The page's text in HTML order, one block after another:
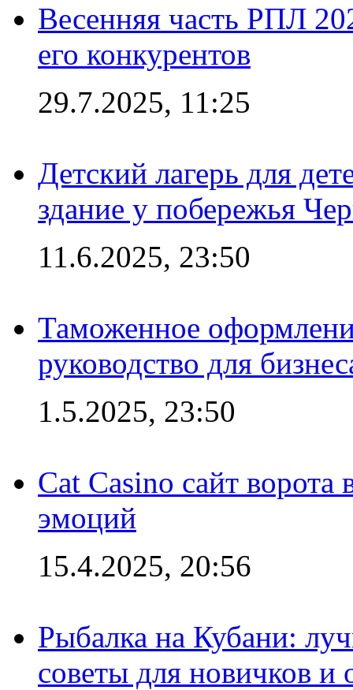
Весенняя часть РПЛ
его конкурентов
29.7.2025, 11:25
Детский лагерь для
здание у побережья
11.6.2025, 23:50
Таможенное
руководство для
1.5.2025, 23:50
Cat Casino сайт
эмоций
15.4.2025, 20:56
Рыбалка на Кубани:
советы для новичков